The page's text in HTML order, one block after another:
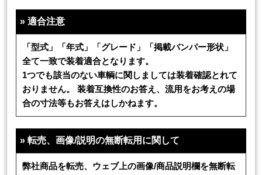
»適合注意
「型式」「年式」「グレード」「掲載バンパー形状」
全て一致で装着適合となります。
1つでも該当のない車輌に関しましては装着確認とれて
おりません。 装着互換性のお答え、流用をお考えの場
合の寸法等もお答えはしかねます。
»転売、画像/説明の無断転用に関して
弊社商品を転売、ウェブ上の画像/商品説明欄を無断転